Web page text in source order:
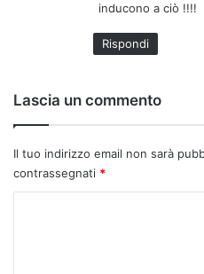
:
inducono a ciò !!!!
Rispondi
Lascia un commento
Il tuo indirizzo email non sarà
contrassegnati *